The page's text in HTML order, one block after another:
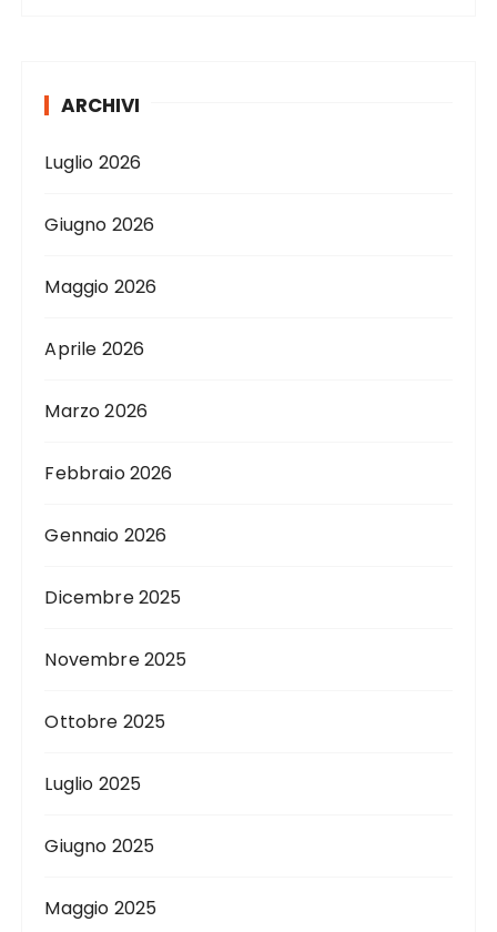
ARCHIVI
Luglio 2026
Giugno 2026
Maggio 2026
Aprile 2026
Marzo 2026
Febbraio 2026
Gennaio 2026
Dicembre 2025
Novembre 2025
Ottobre 2025
Luglio 2025
Giugno 2025
Maggio 2025